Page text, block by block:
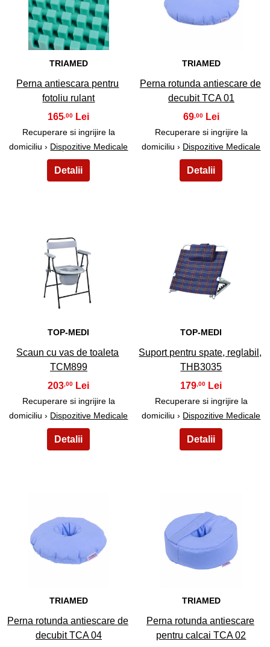
21
TRIAMED
Perna antiescara pentru
fotoliu rulant
165 ,00
Recuperare si ingrijire la
domiciliu › Dispozitive Medicale
TRIAMED
Perna rotunda antiescare de
decubit TCA 01
69,00
Recuperare si ingrijire la
domiciliu › Dispozitive Medicale
23
TOP-MEDI
Scaun cu vas de toaleta
TCM899
203,00
Recuperare si ingrijire la
domiciliu › Dispozitive Medicale
24
TOP-MEDI
Suport pentru spate, reglabil,
THB3035
179,00
Recuperare si ingrijire la
domiciliu › Dispozitive Medicale
TRIAMED
Perna rotunda antiescare de
decubit TCA 04
26
TRIAMED
Perna rotunda antiescare
pentru calcai TCA 02